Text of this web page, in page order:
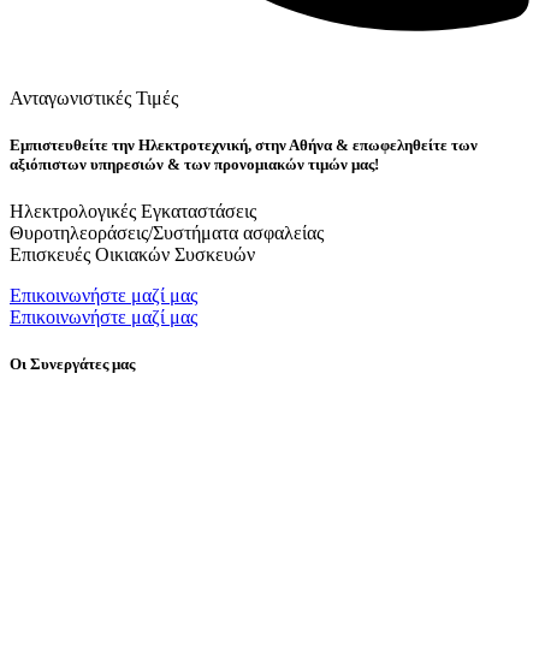
Ανταγωνιστικές Τιμές
Εμπιστευθείτε την Ηλεκτροτεχνική, στην Αθήνα & επωφεληθείτε των
αξιόπιστων υπηρεσιών & των προνομιακών τιμών μας!
Ηλεκτρολογικές Εγκαταστάσεις
Θυροτηλεοράσεις/Συστήματα ασφαλείας
Επισκευές Οικιακών Συσκευών
Επικοινωνήστε μαζί μας
Επικοινωνήστε μαζί μας
Οι Συνεργάτες μας